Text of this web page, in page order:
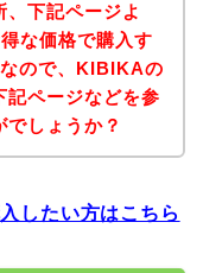
下記ページよ
な価格で購入す
ので、KIBIKAの
記ページなどを参
しょうか？
したい方はこちら